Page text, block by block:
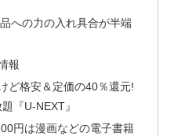
への力の入れ具合が半端
報
ど格安＆定価の40％還元!
『U-NEXT』
円は漫画などの電子書籍